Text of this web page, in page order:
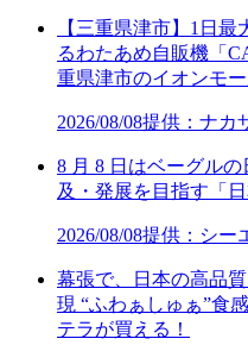
【三重県津市】1日
るわたあめ自販機「
重県津市のイオンモー
2026/08/08提供：ナカ
8 月 8 日はベーグル
及・発展を目指す「
2026/08/08提供：シー
幕張で、日本の高品
現 “ふわぁしゅぁ”食
テラが買える！